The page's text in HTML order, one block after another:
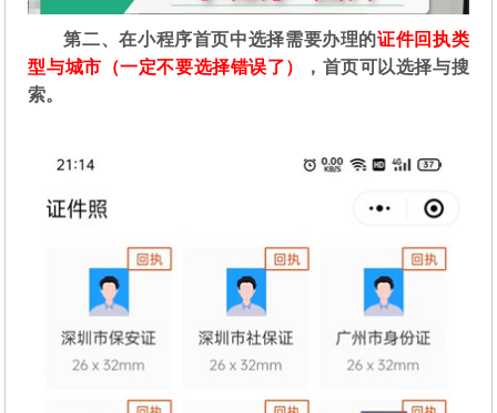
第二、在小程序首页中选择需要办理的证件回执类
型与城市（一定不要选择错误了）
，首页可以选择与搜
索。